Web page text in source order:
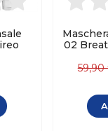
02
59,90